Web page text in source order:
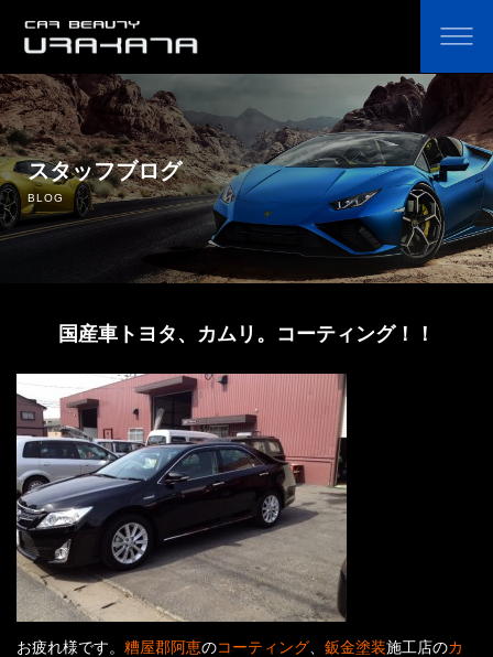
ホーム
オリジナルカーコーティング剤の通販
コーティングのこだわり・費用
コーティングの流れ
よくあるご質問
鈑金塗装
中古車販売
店舗案内
プライバシーポリシー
お問い合わせ
スタッフブログ
BLOG
国産車トヨタ、カムリ。コーティング！！
お疲れ様です。 糟屋郡阿恵のコーティング 鈑金塗装施工店のカ